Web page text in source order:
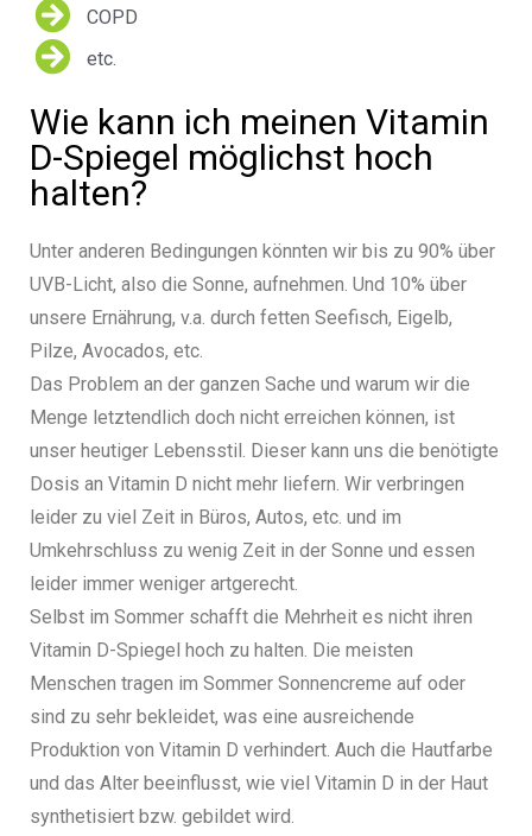
COPD
etc.
Wie kann ich meinen Vitamin
D-Spiegel möglichst hoch
halten?
Unter anderen Bedingungen könnten wir bis zu 90% über
UVB-Licht, also die Sonne, aufnehmen. Und 10% über
unsere Ernährung, v.a. durch fetten Seefisch, Eigelb,
Pilze, Avocados, etc.
Das Problem an der ganzen Sache und warum wir die
Menge letztendlich doch nicht erreichen können, ist
unser heutiger Lebensstil. Dieser kann uns die benötigte
Dosis an Vitamin D nicht mehr liefern. Wir verbringen
leider zu viel Zeit in Büros, Autos, etc. und im
Umkehrschluss zu wenig Zeit in der Sonne und essen
leider immer weniger artgerecht.
Selbst im Sommer schafft die Mehrheit es nicht ihren
Vitamin D-Spiegel hoch zu halten. Die meisten
Menschen tragen im Sommer Sonnencreme auf oder
sind zu sehr bekleidet, was eine ausreichende
Produktion von Vitamin D verhindert. Auch die Hautfarbe
und das Alter beeinflusst, wie viel Vitamin D in der Haut
synthetisiert bzw. gebildet wird.